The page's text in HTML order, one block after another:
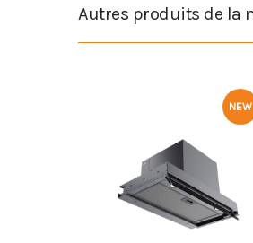
Autres produits de la
NEW